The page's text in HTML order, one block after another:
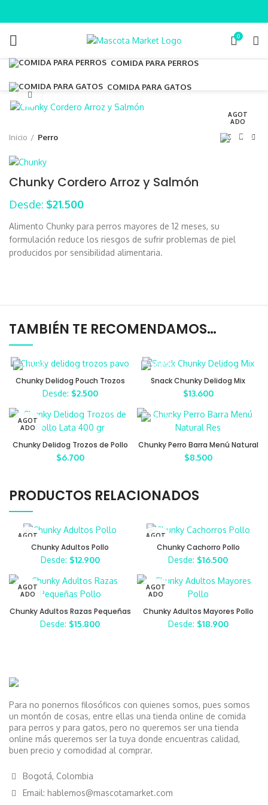
0
COMIDA PARA PERROS
COMIDA PARA GATOS
AGOT
ADO
Inicio Perro
Chunky Cordero Arroz y Salmón
Desde: $21.500
Alimento Chunky para perros mayores de 12 meses, su
formulación reduce los riesgos de sufrir problemas de piel
producidos por sensibilidad alimentaria.
TAMBIÉN TE RECOMENDAMOS…
Chunky Delidog Pouch Trozos
Pavo
Desde: $2.500
Snack Chunky Delidog Mix
$13.600
AGOT
ADO
Chunky Delidog Trozos de Pollo
Lata 400 gr
$6.700
Chunky Perro Barra Menú Natural
Res
$8.500
PRODUCTOS RELACIONADOS
AGOT
Chunky Adultos Pollo
Desde: $12.900
AGOT
Chunky Cachorro Pollo
Desde: $16.500
AGOT
ADO
Chunky Adultos Razas Pequeñas
Pollo
Desde: $15.800
AGOT
ADO
Chunky Adultos Mayores Pollo
Desde: $18.900
Para no ponernos filosóficos con quienes somos, pues somos
un montón de cosas, entre ellas una tienda online de comida
para perros y para gatos, pero no queremos ser una tienda
online más queremos ser la tuya donde encuentras calidad,
buen precio y comodidad al comprar.
Bogotá, Colombia
Email: hablemos@mascotamarket.com